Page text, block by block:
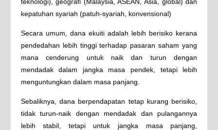
kepatuhan syariah (patuh-syariah, konvensional)
Secara umum, dana ekuiti adalah lebih berisiko kerana
pendedahan lebih tinggi terhadap pasaran saham yang
mana cenderung untuk naik dan turun dengan
mendadak dalam jangka masa pendek, tetapi lebih
menguntungkan dalam masa panjang.
Sebaliknya, dana berpendapatan tetap kurang berisiko,
tidak turun-naik dengan mendadak dan pulangannya
lebih stabil, tetapi untuk jangka masa panjang,